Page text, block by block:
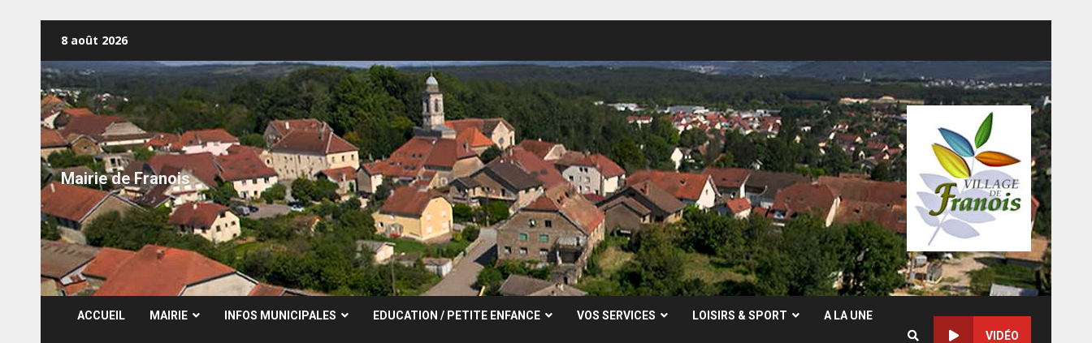
content
8 août 2026
Mairie de Franois
ACCUEIL MAIRIE INFOS MUNICIPALES EDUCATION / PETITE ENFANCE VOS SERVICES LOISIRS & SPORT A LA UNE
VIDÉO